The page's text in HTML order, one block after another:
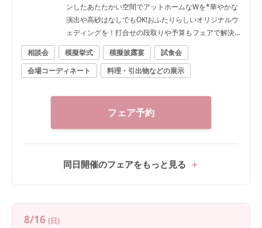
ンしたあたたかい空間でアットホームなWを*華やかな
演出や高砂はなしでもOK!おふたりらしいオリジナルウ
ェディングを！打合せの段取りや予算もフェアで解決
◎
相談会 模擬挙式 模擬披露宴
試食会
会場コーディネート
料理・引出物などの展示
フェア予約
同日開催のフェアをもっと見る
8/16 (日)